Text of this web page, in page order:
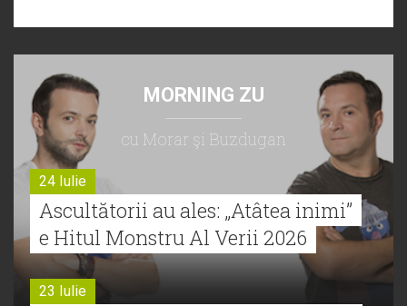
MORNING ZU
cu Morar şi Buzdugan
24 Iulie
Ascultătorii au ales: „Atâtea inimi”
e Hitul Monstru Al Verii 2026
23 Iulie